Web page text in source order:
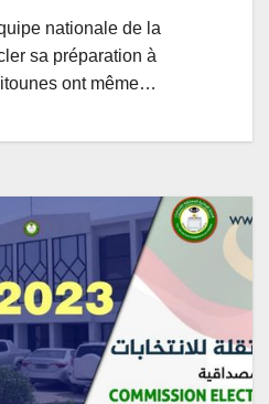
nationale de la
sa préparation à
ont même…